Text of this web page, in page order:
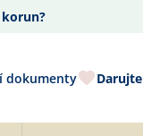
dokumenty Darujte